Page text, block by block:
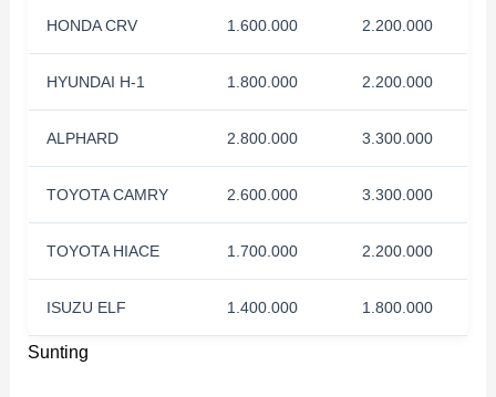
Sunting
HONDA CRV 1.600.000 2.200.000
HYUNDAI H-1 1.800.000 2.200.000
ALPHARD 2.800.000 3.300.000
TOYOTA CAMRY 2.600.000 3.300.000
TOYOTA HIACE 1.700.000 2.200.000
ISUZU ELF 1.400.000 1.800.000